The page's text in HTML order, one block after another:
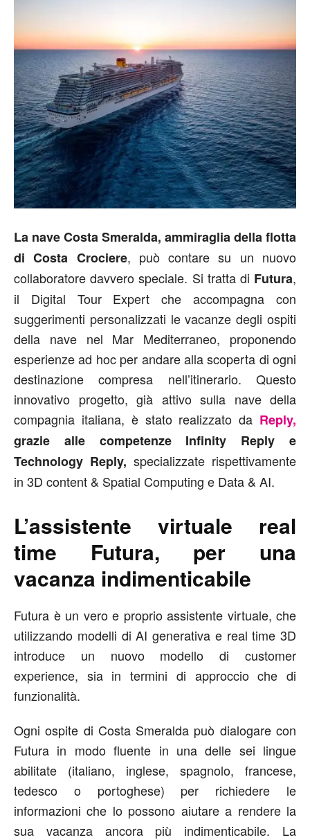
La nave Costa Smeralda, ammiraglia della flotta
di Costa Crociere, può contare su un nuovo
collaboratore davvero speciale. Si tratta di Futura,
il Digital Tour Expert che accompagna con
suggerimenti personalizzati le vacanze degli ospiti
della nave nel Mar Mediterraneo, proponendo
esperienze ad hoc per andare alla scoperta di ogni
destinazione compresa nell’itinerario. Questo
innovativo progetto, già attivo sulla nave della
compagnia italiana, è stato realizzato da Reply,
grazie alle competenze Infinity Reply e
Technology Reply, specializzate rispettivamente
in 3D content & Spatial Computing e Data & AI.
L’assistente virtuale real
time Futura, per una
vacanza indimenticabile
Futura è un vero e proprio assistente virtuale, che
utilizzando modelli di AI generativa e real time 3D
introduce un nuovo modello di customer
experience, sia in termini di approccio che di
funzionalità.
Ogni ospite di Costa Smeralda può dialogare con
Futura in modo fluente in una delle sei lingue
abilitate (italiano, inglese, spagnolo, francese,
tedesco o portoghese) per richiedere le
informazioni che lo possono aiutare a rendere la
sua vacanza ancora più indimenticabile. La